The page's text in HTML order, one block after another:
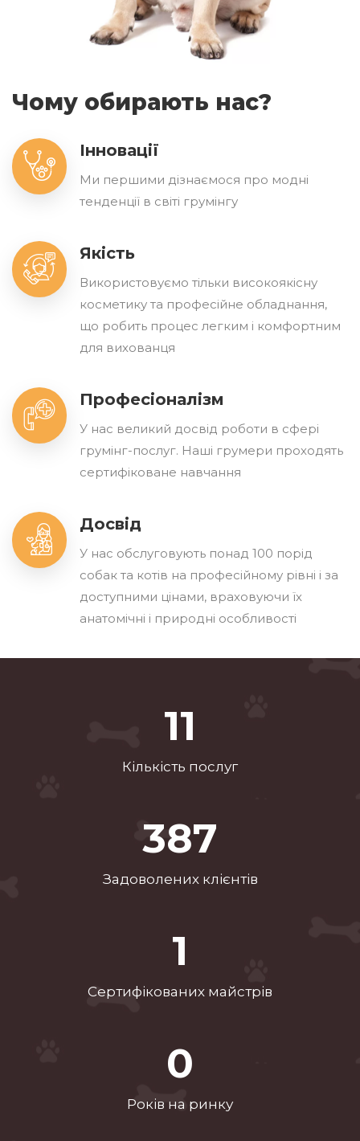
Чому обирають нас?
Інновації
Ми першими дізнаємося про модні
тенденції в світі грумінгу
Якість
Використовуємо тільки високоякісну
косметику та професійне обладнання,
що робить процес легким і комфортним
для вихованця
Професіоналізм
У нас великий досвід роботи в сфері
грумінг-послуг. Нашi грумери проходять
сертифіковане навчання
Досвід
У нас обслуговують понад 100 порід
собак та котів на професійному рівні і за
доступними цінами, враховуючи їх
анатомічні і природні особливості
16
Кількість послуг
565
Задоволених клієнтів
2
Сертифікованих майстрів
1
Рокiв на ринку